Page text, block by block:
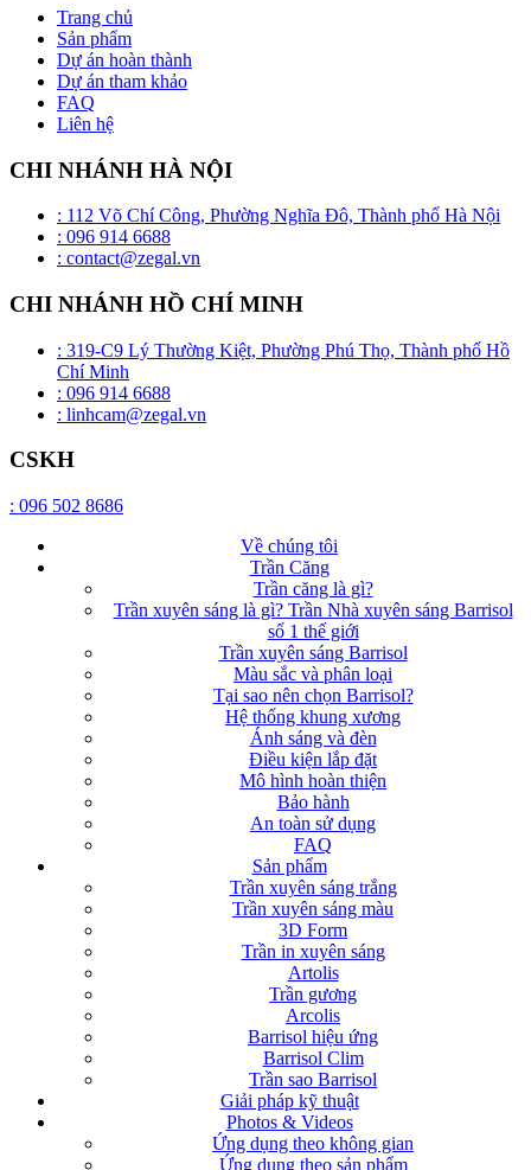
Trang chủ
Sản phẩm
Dự án hoàn thành
Dự án tham khảo
FAQ
Liên hệ
CHI NHÁNH HÀ NỘI
: 112 Võ Chí Công, Phường Nghĩa Đô, Thành phố Hà Nội
: 096 914 6688
: contact@zegal.vn
CHI NHÁNH HỒ CHÍ MINH
: 319-C9 Lý Thường Kiệt, Phường Phú Thọ, Thành phố Hồ
Chí Minh
: 096 914 6688
: linhcam@zegal.vn
CSKH
: 096 502 8686
Về chúng tôi
Trần Căng
Trần căng là gì?
Trần xuyên sáng là gì? Trần Nhà xuyên sáng Barrisol
số 1 thế giới
Trần xuyên sáng Barrisol
Màu sắc và phân loại
Tại sao nên chọn Barrisol?
Hệ thống khung xương
Ánh sáng và đèn
Điều kiện lắp đặt
Mô hình hoàn thiện
Bảo hành
An toàn sử dụng
FAQ
Sản phẩm
Trần xuyên sáng trắng
Trần xuyên sáng màu
3D Form
Trần in xuyên sáng
Artolis
Trần gương
Arcolis
Barrisol hiệu ứng
Barrisol Clim
Trần sao Barrisol
Giải pháp kỹ thuật
Photos & Videos
Ứng dụng theo không gian
Ứng dụng theo sản phẩm